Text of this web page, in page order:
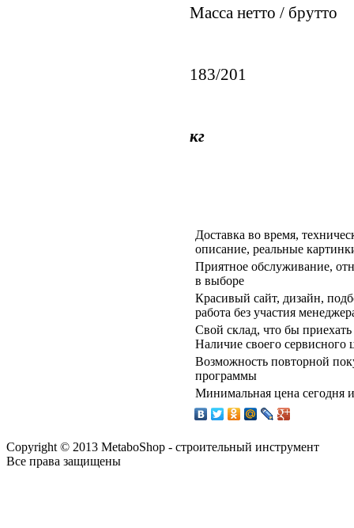
Масса нетто / брутто
183/201
кг
Доставка во время,
описание, реальные
Приятное обслуживание,
в выборе
Красивый сайт, дизайн,
работа без участия
Свой склад, что бы
Наличие своего сервисного
Возможность повторной
программы
Минимальная цена сегодня
Copyright © 2013 MetaboShop - строительный инструмент
Все права защищены